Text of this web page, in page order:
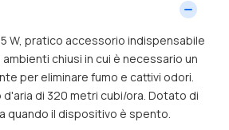
W, pratico accessorio indispensabile
chiusi in cui è necessario un
per eliminare fumo e cattivi odori.
di 320 metri cubi/ora. Dotato di
quando il dispositivo è spento.